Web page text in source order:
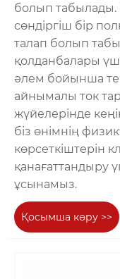
Полюске
орнатылған
вольтты
ZW7
ажыратқыш
болып табылады.
сөндіргіш бір
талап болып
қолданбалары
әлем бойынша
айнымалы ток
жүйелерінде
біз өнімнің
көрсеткіштерін
қанағаттандыру
ұсынамыз.
Қосымша көру >>